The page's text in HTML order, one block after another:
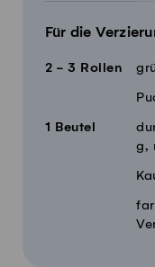
Für die
2 - 3 Rollen
1 Beutel
g,